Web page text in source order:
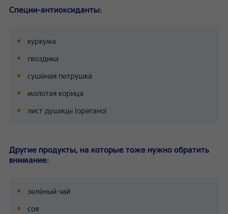
Специи-антиоксиданты:
куркума
гвоздика
сушёная петрушка
молотая корица
лист душицы (орегано)
Другие продукты, на которые тоже нужно обратить
внимание:
зелёный чай
соя